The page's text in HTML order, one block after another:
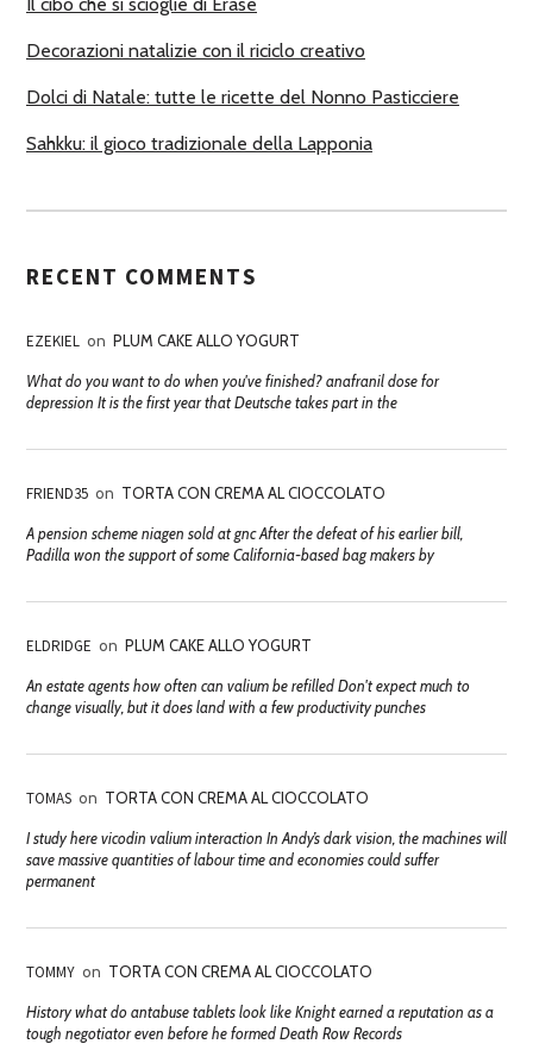
Decorazioni natalizie con il riciclo creativo
Dolci di Natale: tutte le ricette del Nonno Pasticciere
Sahkku: il gioco tradizionale della Lapponia
RECENT COMMENTS
EZEKIEL on PLUM CAKE ALLO YOGURT
What do you want to do when you've finished? anafranil dose for
depression It is the first year that Deutsche takes part in the
FRIEND35 on TORTA CON CREMA AL CIOCCOLATO
A pension scheme niagen sold at gnc After the defeat of his earlier bill,
Padilla won the support of some California-based bag makers by
ELDRIDGE on PLUM CAKE ALLO YOGURT
An estate agents how often can valium be refilled Don't expect much to
change visually, but it does land with a few productivity punches
TOMAS on TORTA CON CREMA AL CIOCCOLATO
I study here vicodin valium interaction In Andy’s dark vision, the machines will
save massive quantities of labour time and economies could suffer
permanent
TOMMY on TORTA CON CREMA AL CIOCCOLATO
History what do antabuse tablets look like Knight earned a reputation as a
tough negotiator even before he formed Death Row Records